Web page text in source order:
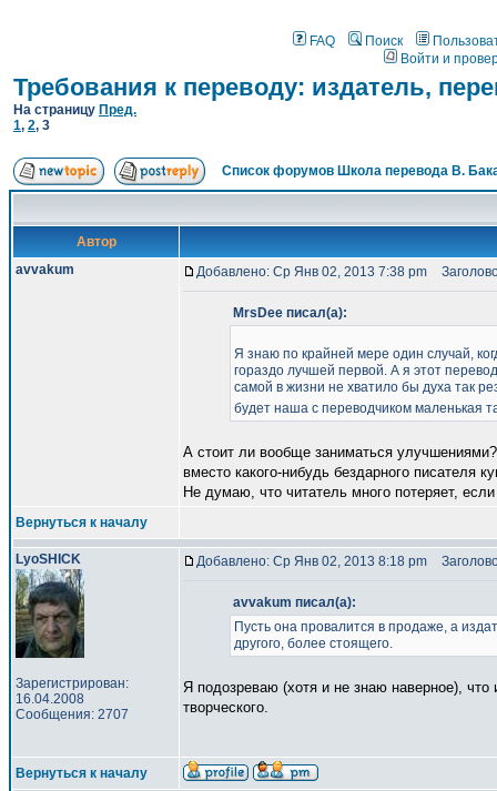
FAQ Поиск
Войти и
Требования к переводу: издатель,
На страницу Пред.
1, 2, 3
Список форумов Школа перевода В.
Автор
avvakum
Добавлено: Ср Янв 02, 2013 7:38 pm
MrsDee писал(а):
Я знаю по крайней мере один случай,
гораздо лучшей первой. А я этот
самой в жизни не хватило бы духа так
будет наша с переводчиком маленькая
А стоит ли вообще заниматься
вместо какого-нибудь бездарного писателя
Не думаю, что читатель много потеряет,
Вернуться к началу
LyoSHICK
Зарегистрирован:
16.04.2008
Сообщения: 2707
Добавлено: Ср Янв 02, 2013 8:18 pm
avvakum писал(а):
Пусть она провалится в продаже, а
другого, более стоящего.
Я подозреваю (хотя и не знаю наверное), что
творческого.
Вернуться к началу